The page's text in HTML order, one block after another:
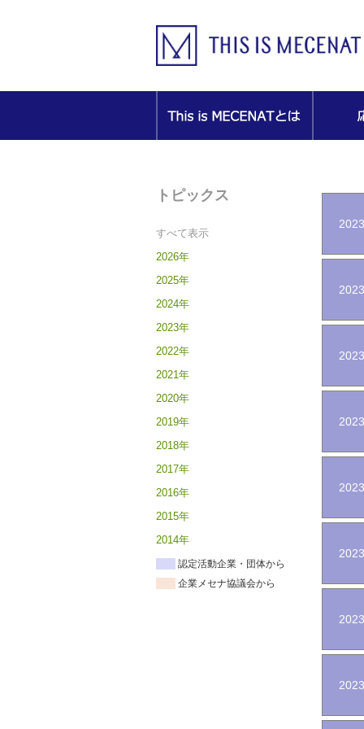
トピックス
すべて表示
2026年
2025年
2024年
2023年
2022年
2021年
2020年
2019年
2018年
2017年
2016年
2015年
2014年
認定活動企業・団体から
企業メセナ協議会から